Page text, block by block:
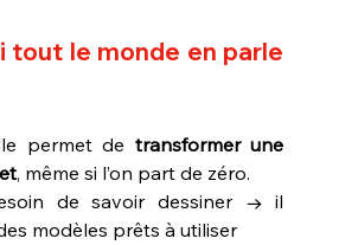
tout le monde en parle
permet de transformer une
, même si l’on part de zéro.
de savoir dessiner → il
modèles prêts à utiliser